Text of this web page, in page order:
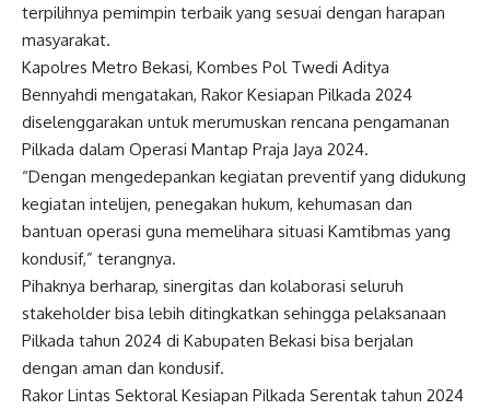
terpilihnya pemimpin terbaik yang sesuai dengan harapan
masyarakat.
Kapolres Metro Bekasi, Kombes Pol Twedi Aditya
Bennyahdi mengatakan, Rakor Kesiapan Pilkada 2024
diselenggarakan untuk merumuskan rencana pengamanan
Pilkada dalam Operasi Mantap Praja Jaya 2024.
“Dengan mengedepankan kegiatan preventif yang didukung
kegiatan intelijen, penegakan hukum, kehumasan dan
bantuan operasi guna memelihara situasi Kamtibmas yang
kondusif,” terangnya.
Pihaknya berharap, sinergitas dan kolaborasi seluruh
stakeholder bisa lebih ditingkatkan sehingga pelaksanaan
Pilkada tahun 2024 di Kabupaten Bekasi bisa berjalan
dengan aman dan kondusif.
Rakor Lintas Sektoral Kesiapan Pilkada Serentak tahun 2024